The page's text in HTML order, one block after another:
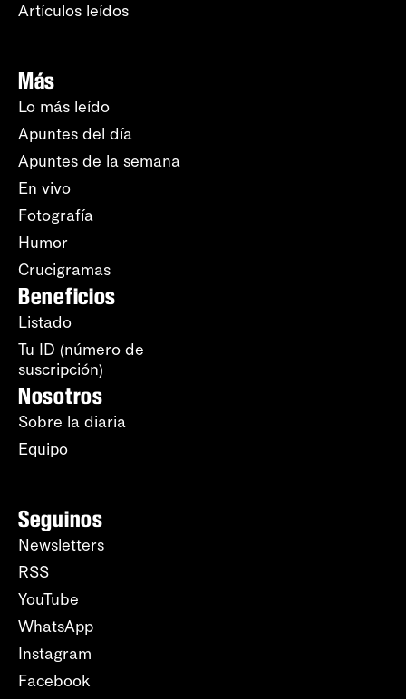
Artículos leídos
Más
Lo más leído
Apuntes del día
Apuntes de la semana
En vivo
Fotografía
Humor
Crucigramas
Beneficios
Listado
Tu ID (número de
suscripción)
Nosotros
Sobre la diaria
Equipo
Seguinos
Newsletters
RSS
YouTube
WhatsApp
Instagram
Facebook